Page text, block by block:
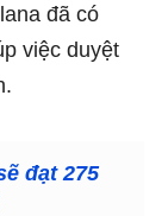
đã có
việc duyệt
đạt 275